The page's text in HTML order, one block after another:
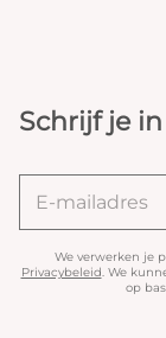
Schrijf je
We verwerken je
Privacybeleid. We
op